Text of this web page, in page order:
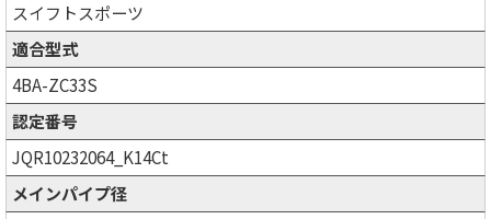
スイフトスポーツ
適合型式
4BA-ZC33S
認定番号
JQR10232064_K14Ct
メインパイプ径